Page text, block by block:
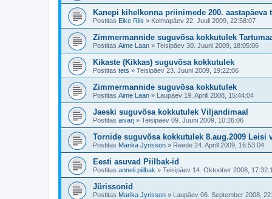
Kanepi kihelkonna priinimede 200. aastapäeva
Postitas Eike Riis » Kolmapäev 22. Juuli 2009, 22:58:07
Zimmermannide suguvõsa kokkutulek
Postitas Aime Laan » Teisipäev 30. Juuni 2009, 18:05:06
Kikaste (Kikkas) suguvõsa kokkutulek
Postitas tets » Teisipäev 23. Juuni 2009, 19:22:06
Zimmermannide suguvõsa kokkutulek
Postitas Aime Laan » Laupäev 19. Aprill 2008, 15:44:04
Jaeski suguvõsa kokkutulek Viljandimaal
Postitas aivarj » Teisipäev 09. Juuni 2009, 10:26:06
Tornide suguvõsa kokkutulek 8.aug.2009 Leisi
Postitas Marika Jyrisson » Reede 24. Aprill 2009, 16:53:04
Eesti asuvad Piilbak-id
Postitas anneli.piilbak » Teisipäev 14. Oktoober 2008,
Jürissonid
Postitas Marika Jyrisson » Laupäev 06. September 2008,